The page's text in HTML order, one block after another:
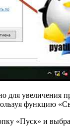
для
функцию
«Пуск» и